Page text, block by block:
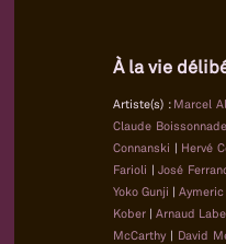
À la vie
Artiste(s) : Marcel
Claude Boissonnade
Connanski | Hervé
Farioli |José
Yoko Gunji |
Kober |Arnaud
McCarthy | David